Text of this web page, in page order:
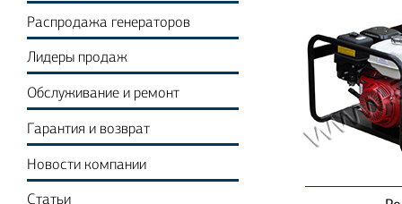
Распродажа генераторов
Лидеры продаж
Обслуживание и ремонт
Гарантия и возврат
Новости компании
Статьи